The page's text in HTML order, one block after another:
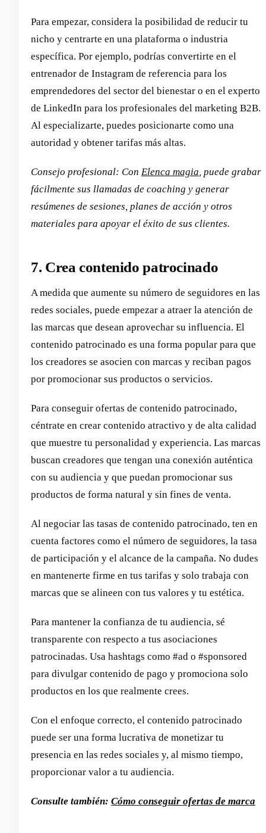
Para empezar, considera la posibilidad de reducir tu
nicho y centrarte en una plataforma o industria
específica. Por ejemplo, podrías convertirte en el
entrenador de Instagram de referencia para los
emprendedores del sector del bienestar o en el experto
de LinkedIn para los profesionales del marketing B2B.
Al especializarte, puedes posicionarte como una
autoridad y obtener tarifas más altas.
Consejo profesional: Con Elenca magia, puede grabar
fácilmente sus llamadas de coaching y generar
resúmenes de sesiones, planes de acción y otros
materiales para apoyar el éxito de sus clientes.
7. Crea contenido patrocinado
A medida que aumente su número de seguidores en las
redes sociales, puede empezar a atraer la atención de
las marcas que desean aprovechar su influencia. El
contenido patrocinado es una forma popular para que
los creadores se asocien con marcas y reciban pagos
por promocionar sus productos o servicios.
Para conseguir ofertas de contenido patrocinado,
céntrate en crear contenido atractivo y de alta calidad
que muestre tu personalidad y experiencia. Las marcas
buscan creadores que tengan una conexión auténtica
con su audiencia y que puedan promocionar sus
productos de forma natural y sin fines de venta.
Al negociar las tasas de contenido patrocinado, ten en
cuenta factores como el número de seguidores, la tasa
de participación y el alcance de la campaña. No dudes
en mantenerte firme en tus tarifas y solo trabaja con
marcas que se alineen con tus valores y tu estética.
Para mantener la confianza de tu audiencia, sé
transparente con respecto a tus asociaciones
patrocinadas. Usa hashtags como #ad o #sponsored
para divulgar contenido de pago y promociona solo
productos en los que realmente crees.
Con el enfoque correcto, el contenido patrocinado
puede ser una forma lucrativa de monetizar tu
presencia en las redes sociales y, al mismo tiempo,
proporcionar valor a tu audiencia.
Consulte también: Cómo conseguir ofertas de marca